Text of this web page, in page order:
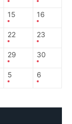
15 16
22 23
29 30
5 6